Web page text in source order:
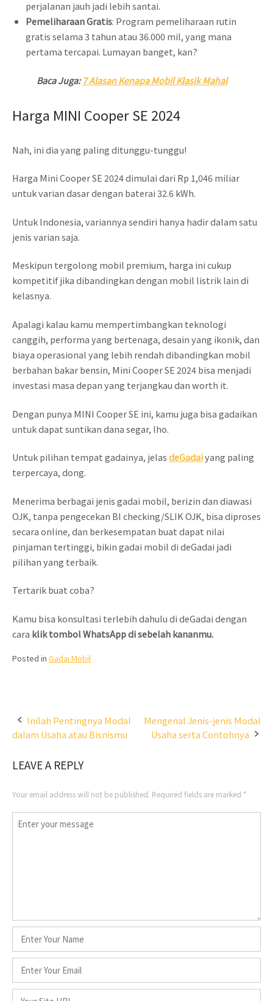
perjalanan jauh jadi lebih santai.
Pemeliharaan Gratis: Program pemeliharaan rutin
gratis selama 3 tahun atau 36.000 mil, yang mana
pertama tercapai. Lumayan banget, kan?
Baca Juga:7 Alasan Kenapa Mobil Klasik Mahal
Harga MINI Cooper SE 2024
Nah, ini dia yang paling ditunggu-tunggu!
Harga Mini Cooper SE 2024 dimulai dari Rp 1,046 miliar
untuk varian dasar dengan baterai 32.6 kWh.
Untuk Indonesia, variannya sendiri hanya hadir dalam satu
jenis varian saja.
Meskipun tergolong mobil premium, harga ini cukup
kompetitif jika dibandingkan dengan mobil listrik lain di
kelasnya.
Apalagi kalau kamu mempertimbangkan teknologi
canggih, performa yang bertenaga, desain yang ikonik, dan
biaya operasional yang lebih rendah dibandingkan mobil
berbahan bakar bensin, Mini Cooper SE 2024 bisa menjadi
investasi masa depan yang terjangkau dan worth it.
Dengan punya MINI Cooper SE ini, kamu juga bisa gadaikan
untuk dapat suntikan dana segar, lho.
Untuk pilihan tempat gadainya, jelasdeGadaiyang paling
terpercaya, dong.
Menerima berbagai jenis gadai mobil, berizin dan diawasi
OJK, tanpa pengecekan BI checking/SLIK OJK, bisa diproses
secara online, dan berkesempatan buat dapat nilai
pinjaman tertinggi, bikin gadai mobil di deGadai jadi
pilihan yang terbaik.
Tertarik buat coba?
Kamu bisa konsultasi terlebih dahulu di deGadai dengan
cara klik tombol WhatsApp di sebelah kananmu.
Posted in Gadai Mobil
Post
Inilah Pentingnya Modal
dalam Usaha atau Bisnismu
Mengenal Jenis-jenis Modal
Usaha serta Contohnya
LEAVE A REPLY
Your email address will not be published. Required fields are marked *
Comment
Name
Email
Website